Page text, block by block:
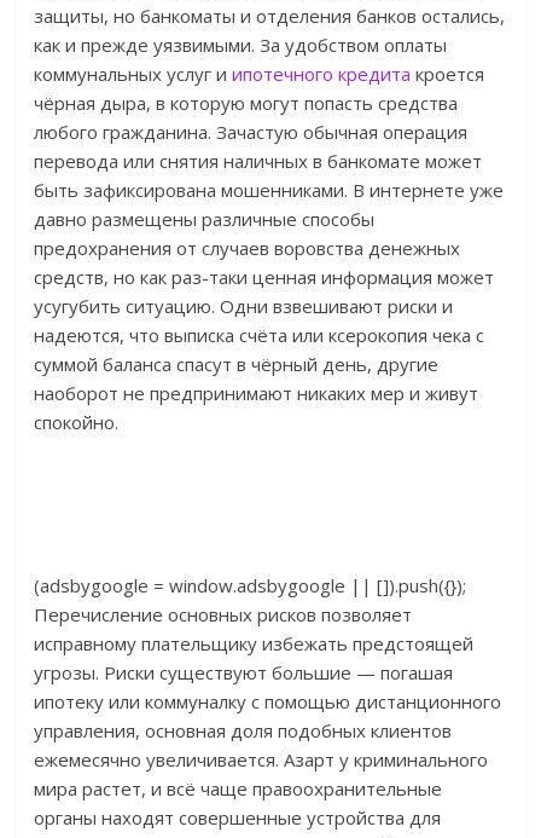
защиты, но банкоматы и отделения банков остались,
как и прежде уязвимыми. За удобством оплаты
коммунальных услуг иипотечного кредита кроется
чёрная дыра, в которую могут попасть средства
любого гражданина. Зачастую обычная операция
перевода или снятия наличных в банкомате может
быть зафиксирована мошенниками. В интернете уже
давно размещены различные способы
предохранения от случаев воровства денежных
средств, но как раз-таки ценная информация может
усугубить ситуацию. Одни взвешивают риски и
надеются, что выписка счёта или ксерокопия чека с
суммой баланса спасут в чёрный день, другие
наоборот не предпринимают никаких мер и живут
спокойно.
(adsbygoogle = window.adsbygoogle || []).push({});
Перечисление основных рисков позволяет
исправному плательщику избежать предстоящей
угрозы. Риски существуют большие — погашая
ипотеку или коммуналку с помощью дистанционного
управления, основная доля подобных клиентов
ежемесячно увеличивается. Азарт у криминального
мира растет, и всё чаще правоохранительные
органы находят совершенные устройства для